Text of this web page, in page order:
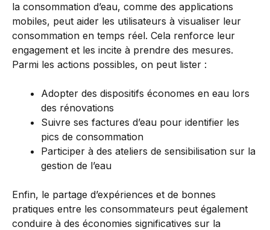
la consommation d’eau, comme des applications
mobiles, peut aider les utilisateurs à visualiser leur
consommation en temps réel. Cela renforce leur
engagement et les incite à prendre des mesures.
Parmi les actions possibles, on peut lister :
Adopter des dispositifs économes en eau lors
des rénovations
Suivre ses factures d’eau pour identifier les
pics de consommation
Participer à des ateliers de sensibilisation sur la
gestion de l’eau
Enfin, le partage d’expériences et de bonnes
pratiques entre les consommateurs peut également
conduire à des économies significatives sur la